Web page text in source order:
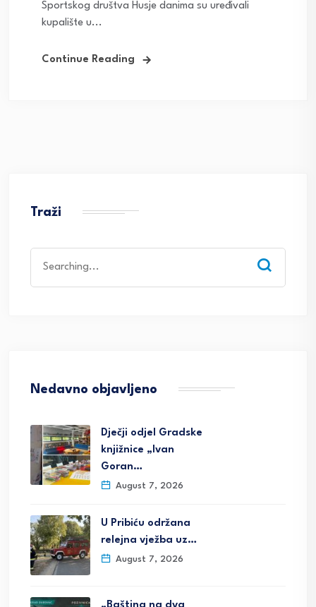
Sportskog društva Husje danima su uređivali
kupalište u...
Continue Reading
Traži
for:
Nedavno objavljeno
Dječji odjel Gradske
knjižnice „Ivan
Goran…
August 7, 2026
U Pribiću održana
relejna vježba uz…
August 7, 2026